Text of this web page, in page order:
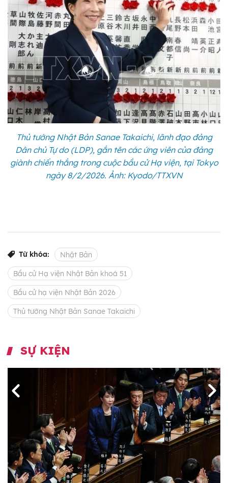
Thủ tướng Nhật Bản Sanae Takaichi, lãnh đạo đảng
Dân chủ Tự do (LDP), gắn tên các ứng viên của đảng
giành chiến thắng trong cuộc bầu cử Hạ viện, tại Tokyo
ngày 8/2/2026. Ảnh: Kyodo/TTXVN
Từ khóa: Nhật Bản
Bầu cử Hạ viện Nhật Bản khoá 51
Bầu cử hạ viện Nhật Bản 2026
Thủ tướng Nhật Bản Sanae Takaichi
SỰ KIỆN